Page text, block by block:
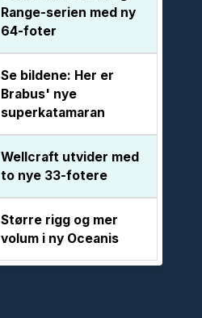
Range-serien med ny
64-foter
Se bildene: Her er
Brabus' nye
superkatamaran
Wellcraft utvider med
to nye 33-fotere
Større rigg og mer
volum i ny Oceanis